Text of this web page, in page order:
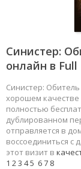
Синистер:
онлайн в Full
Синистер:
хорошем качестве
полностью
дублированном
отправляется в
воссоединиться с
этот визит в
1 23 45 67 8